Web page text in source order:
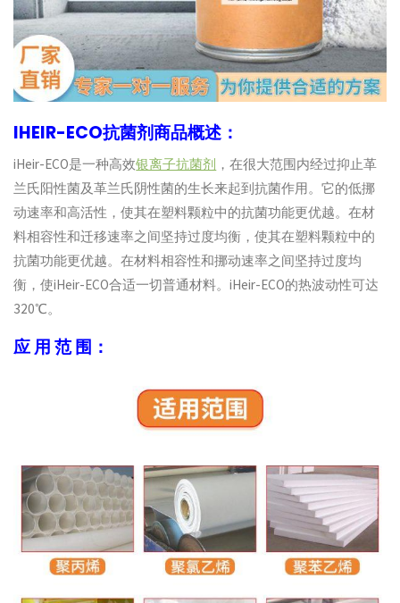
IHEIR-ECO抗菌剂商品概述：
iHeir-ECO是一种高效银离子抗菌剂 ，在很大范围内经过抑止革
兰氏阳性菌及革兰氏阴性菌的生长来起到抗菌作用。它的低挪
动速率和高活性，使其在塑料颗粒中的抗菌功能更优越。在材
料相容性和迁移速率之间坚持过度均衡，使其在塑料颗粒中的
抗菌功能更优越。在材料相容性和挪动速率之间坚持过度均
衡，使iHeir-ECO合适一切普通材料。iHeir-ECO的热波动性可达
320℃。
应 用 范 围：